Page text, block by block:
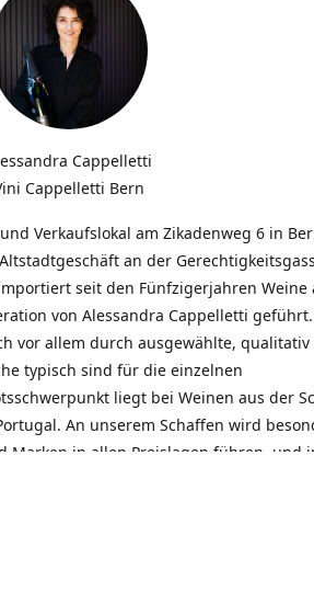
Cappelletti
Cappelletti Bern
Verkaufslokal am Zikadenweg 6 in
an der
seit den Fünfzigerjahren Weine
von Alessandra Cappelletti
vor allem durch ausgewählte, qualitativ
typisch sind für die einzelnen
liegt bei Weinen aus der
An unserem Schaffen wird
Marken in allen Preislagen führen, und